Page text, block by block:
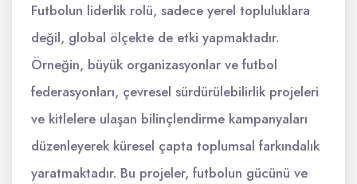
Futbolun liderlik rolü, sadece yerel topluluklara
değil, global ölçekte de etki yapmaktadır.
Örneğin, büyük organizasyonlar ve futbol
federasyonları, çevresel sürdürülebilirlik projeleri
ve kitlelere ulaşan bilinçlendirme kampanyaları
düzenleyerek küresel çapta toplumsal farkındalık
yaratmaktadır. Bu projeler, futbolun gücünü ve